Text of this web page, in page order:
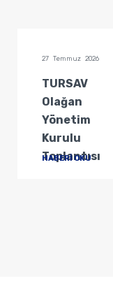
27 Temmuz 2026
TURSAV
Olağan
Yönetim
Kurulu
Toplantısı
HABERİ OKU